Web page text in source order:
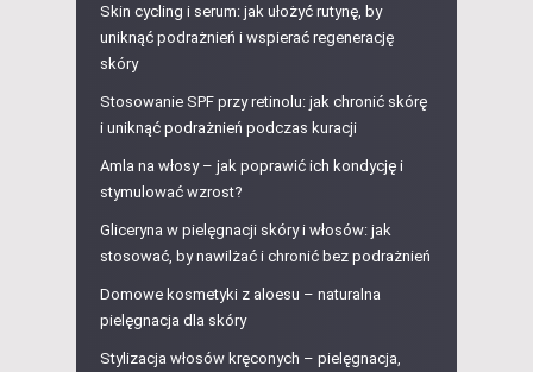
Skin cycling i serum: jak ułożyć rutynę, by
uniknąć podrażnień i wspierać regenerację
skóry
Stosowanie SPF przy retinolu: jak chronić skórę
i uniknąć podrażnień podczas kuracji
Amla na włosy – jak poprawić ich kondycję i
stymulować wzrost?
Gliceryna w pielęgnacji skóry i włosów: jak
stosować, by nawilżać i chronić bez podrażnień
Domowe kosmetyki z aloesu – naturalna
pielęgnacja dla skóry
Stylizacja włosów kręconych – pielęgnacja,